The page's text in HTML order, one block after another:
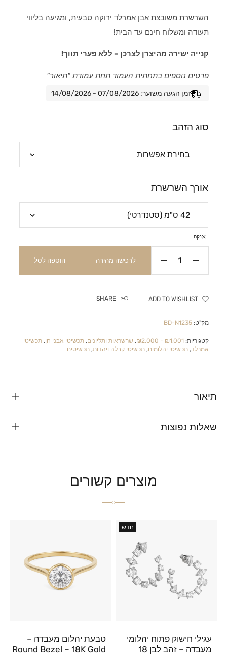
השרשרת משובצת אבן אמרלד ירוקה טבעית, ומגיעה בליווי
תעודה ומשלוח חינם עד הבית!
קנייה ישירה מהיצרן לצרכן – ללא פערי תווך!
פרטים נוספים בתחתית העמוד תחת עמודת "תיאור"
זמן הגעה משוער: 07/08/2026 - 14/08/2026
סוג הזהב
אורך השרשרת
נקה
לרכישה מהירה הוספה לסל
ADD TO WISHLIST
SHARE
מק"ט:BD-N1235
קטגוריות: ₪1,001 - ₪2,000
, שרשראות ותליונים,תכשיטי אבני חן,תכשיטי
אמרלד,תכשיטי יהלומים,תכשיטי קבלה ויהדות,תכשיטים
תיאור
שאלות נפוצות
מוצרים קשורים
חדש
עגילי חישוק פתוח יהלומי
מעבדה – זהב לבן 18
טבעת יהלום מעבדה –
Round Bezel – 18K Gold